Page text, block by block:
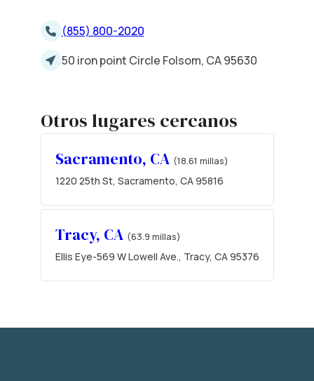
(855) 800-2020
50 iron point Circle Folsom, CA 95630
Otros lugares cercanos
Sacramento, CA (18.61 millas)
1220 25th St, Sacramento, CA 95816
Tracy, CA (63.9 millas)
Ellis Eye-569 W Lowell Ave., Tracy, CA 95376